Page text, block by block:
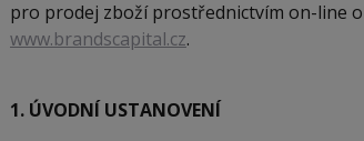
pro prodej zboží prostřednictvím on-line
www.brandscapital.cz.
1. ÚVODNÍ USTANOVENÍ